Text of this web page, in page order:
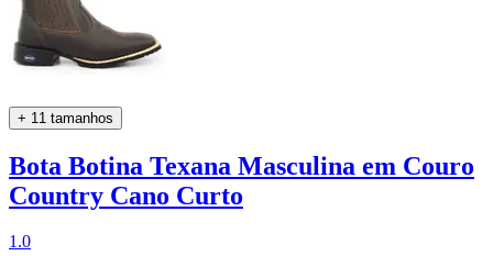
+ 11 tamanhos
Bota Botina Texana Masculina em Couro
Country Cano Curto
1.0